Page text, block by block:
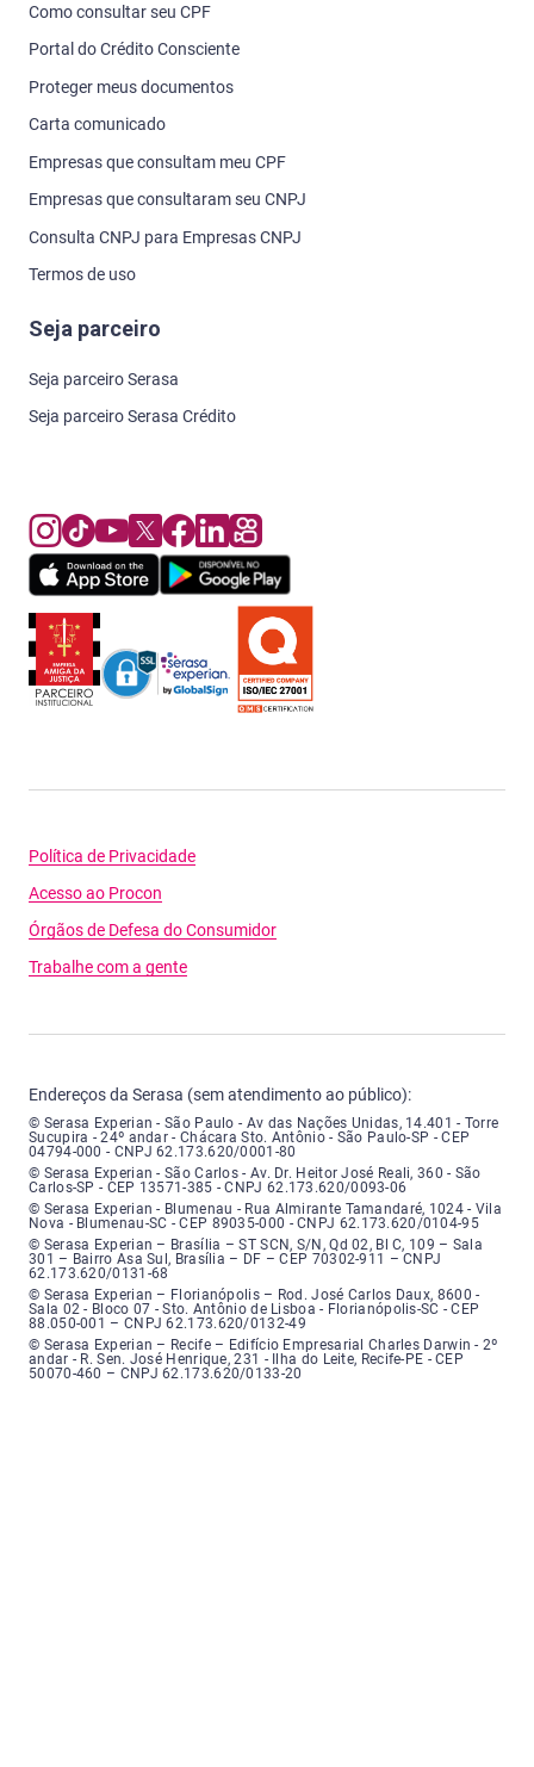
Como consultar seu CPF
Portal do Crédito Consciente
Proteger meus documentos
Carta comunicado
Empresas que consultam meu CPF
Empresas que consultaram seu CNPJ
Consulta CNPJ para Empresas CNPJ
Termos de uso
Seja parceiro
Seja parceiro Serasa
Seja parceiro Serasa Crédito
Política de Privacidade
Acesso ao Procon
Órgãos de Defesa do Consumidor
Trabalhe com a gente
Endereços da Serasa (sem atendimento ao público):
Serasa Experian - São Paulo - Endereço: Avenida das Nações Unidas,
© Serasa Experian - São Paulo - Av das Nações Unidas, 14.401 - Torre
Sucupira - 24º andar - Chácara Sto. Antônio - São Paulo-SP - CEP
04794-000 - CNPJ 62.173.620/0001-80
Serasa Experian - São Carlos - Endereço: Avenida Doutor Heitor José
© Serasa Experian - São Carlos - Av. Dr. Heitor José Reali, 360 - São
Carlos-SP - CEP 13571-385 - CNPJ 62.173.620/0093-06
Serasa Experian - Blumenau - Endereço: Rua Almirante Tamandaré,
© Serasa Experian - Blumenau - Rua Almirante Tamandaré, 1024 - Vila
Nova - Blumenau-SC - CEP 89035-000 - CNPJ 62.173.620/0104-95
Serasa Experian - Brasília, Endereço: Setor Comercial Norte, sem
© Serasa Experian – Brasília – ST SCN, S/N, Qd 02, Bl C, 109 – Sala
301 – Bairro Asa Sul, Brasília – DF – CEP 70302-911 – CNPJ
62.173.620/0131-68
Serasa Experian - Florianópolis, Endereço: Rodovia José Carlos, número
© Serasa Experian – Florianópolis – Rod. José Carlos Daux, 8600 -
Sala 02 - Bloco 07 - Sto. Antônio de Lisboa - Florianópolis-SC - CEP
88.050-001 – CNPJ 62.173.620/0132-49
Serasa Experian - Recife, Endereço: Edifício Empresarial Charles Darwin,
© Serasa Experian – Recife – Edifício Empresarial Charles Darwin - 2º
andar - R. Sen. José Henrique, 231 - Ilha do Leite, Recife-PE - CEP
50070-460 – CNPJ 62.173.620/0133-20